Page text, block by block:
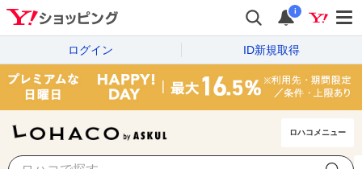
i
ログイン ID新規取得
ロハコメニュー